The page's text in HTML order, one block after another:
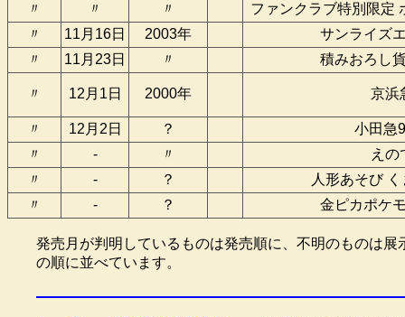
〃
〃 〃
ファンクラブ特別限定
〃
11月16日 2003年
サンライズ
〃
11月23日 〃 積みおろし
〃 12月1日 2000年 京浜
〃 12月2日 ？
小田急
〃
- 〃
えの
〃
- ？
人形あそび
〃
- ？ 金ピカポケ
発売月が判明しているものは発売順に、不明のもの
の順に並べています。